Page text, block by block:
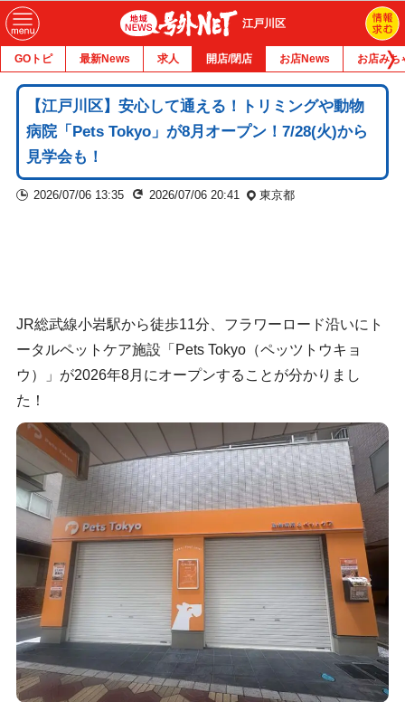
江戸川区
GOトピ 最新News 求人 開店/閉店 お店News お店みち
【江戸川区】安心して通える！トリミングや動物
病院「Pets Tokyo」が8月オープン！7/28(火)から
見学会も！
2026/07/06 13:35 2026/07/06 20:41 東京都
JR総武線小岩駅から徒歩11分、フラワーロード沿いにト
ータルペットケア施設「Pets Tokyo（ペッツトウキョ
ウ）」が2026年8月にオープンすることが分かりまし
た！